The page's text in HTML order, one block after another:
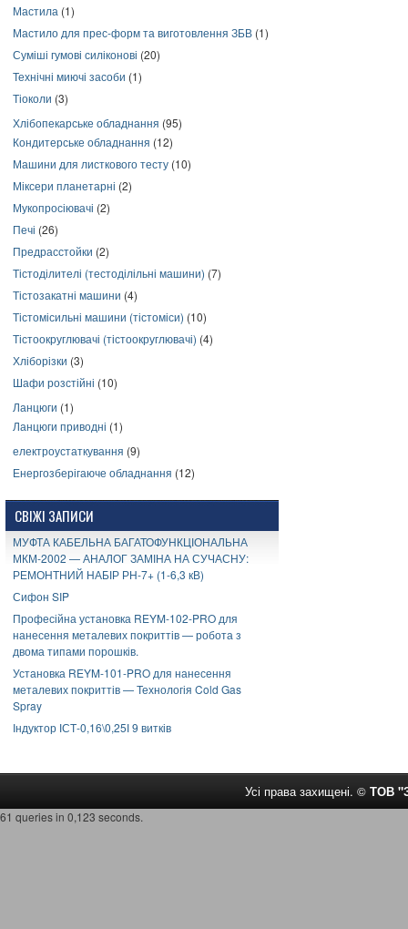
Мастила (1)
Мастило для прес-форм та виготовлення ЗБВ (1)
Суміші гумові силіконові (20)
Технічні миючі засоби (1)
Тіоколи (3)
Хлібопекарське обладнання (95)
Кондитерське обладнання (12)
Машини для листкового тесту (10)
Міксери планетарні (2)
Мукопросіювачі (2)
Печі (26)
Предрасстойки (2)
Тістоділителі (тестоділільні машини) (7)
Тістозакатні машини (4)
Тістомісильні машини (тістоміси) (10)
Тістоокруглювачі (тістоокруглювачі) (4)
Хліборізки (3)
Шафи розстійні (10)
Ланцюги (1)
Ланцюги приводні (1)
електроустаткування (9)
Енергозберігаюче обладнання (12)
СВІЖІ ЗАПИСИ
МУФТА КАБЕЛЬНА БАГАТОФУНКЦІОНАЛЬНА
МКМ-2002 — АНАЛОГ ЗАМІНА НА СУЧАСНУ:
РЕМОНТНИЙ НАБІР РН-7+ (1-6,3 кВ)
Сифон SIP
Професійна установка REYM-102-PRO для
нанесення металевих покриттів — робота з
двома типами порошків.
Установка REYM-101-PRO для нанесення
металевих покриттів — Технологія Cold Gas
Spray
Індуктор ІСТ-0,16\0,25І 9 витків
Усі права захищені. © ТОВ
61 queries in 0,123 seconds.